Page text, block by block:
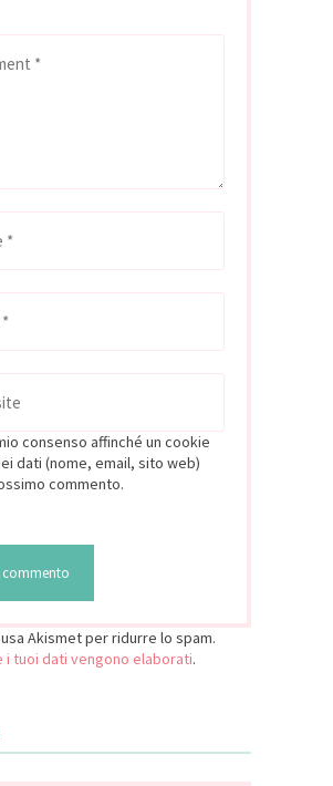
consenso affinché un cookie
dati (nome, email, sito web)
commento.
Akismet per ridurre lo spam.
i tuoi dati vengono elaborati.